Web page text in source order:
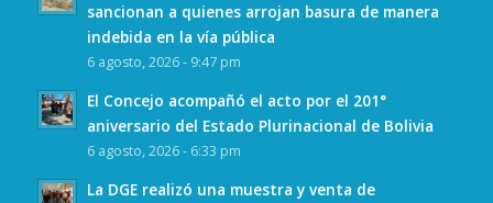
sancionan a quienes arrojan basura de manera
indebida en la vía pública
6 agosto, 2026 - 9:47 pm
El Concejo acompañó el acto por el 201°
aniversario del Estado Plurinacional de Bolivia
6 agosto, 2026 - 6:33 pm
La DGE realizó una muestra y venta de